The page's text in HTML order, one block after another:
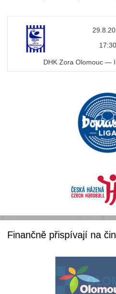
o
o
k
17:30
DHK Zora Olomouc —
Finančně přispívají na